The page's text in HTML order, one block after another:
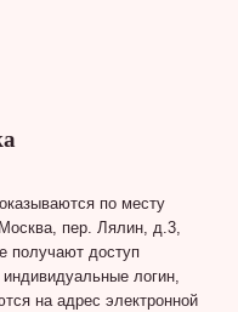
по месту
пер. Лялин, д.3,
получают доступ
логин,
на адрес электронной